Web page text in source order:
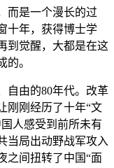
而是一个漫长的过
十年，获得博士学
到觉醒，大都是在这
的。
自由的80年代。改革
刚刚经历了十年“文
人感受到前所未有
当局出动野战军攻入
之间扭转了中国“面